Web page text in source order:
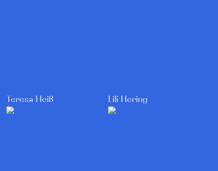
Teresa Heiß Lili Hering